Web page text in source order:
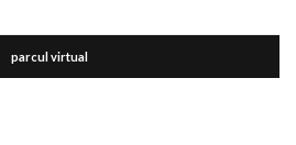
parcul virtual